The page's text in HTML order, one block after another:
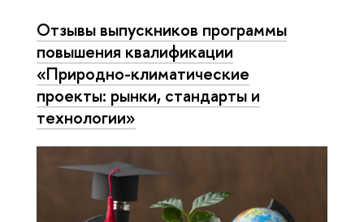
Отзывы выпускников программы
повышения квалификации
«Природно-климатические
проекты: рынки, стандарты и
технологии»